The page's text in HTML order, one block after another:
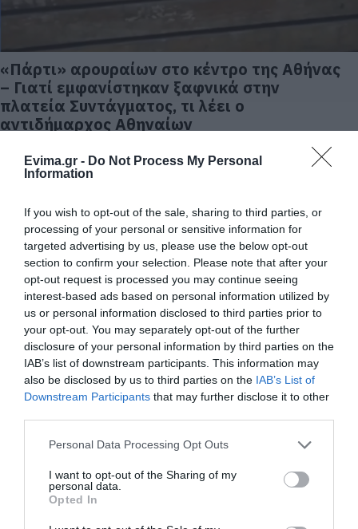
Evima.gr - Do Not Process My Personal
Information
If you wish to opt-out of the sale, sharing to third parties, or
processing of your personal or sensitive information for
targeted advertising by us, please use the below opt-out
section to confirm your selection. Please note that after your
opt-out request is processed you may continue seeing
interest-based ads based on personal information utilized by
us or personal information disclosed to third parties prior to
your opt-out. You may separately opt-out of the further
disclosure of your personal information by third parties on the
IAB’s list of downstream participants. This information may
also be disclosed by us to third parties on the IAB’s List of
Downstream Participants that may further disclose it to other
Please note that this website/app uses one or more Google
not limited to your visit or usage behaviour. You may click to
grant or deny consent to Google and its third-party tags to
use your data for below specified purposes in below Google
consent section.
Personal Data Processing Opt Outs
I want to opt-out of the Sharing of my
personal data.
Opted In
«Πάρτι» αρουραίων στο κέντρο της Αθήνας
– Γιατί εμφανίστηκαν ξαφνικά στην
πλατεία Συντάγματος, τι λέει ο
αντιδήμαρχος Αθηναίων
Συναγερμός για ύποπτο αντικείμενο στην
Ομόνοια – Διακόπηκε η κυκλοφορία
13.02.2024 | 16:15